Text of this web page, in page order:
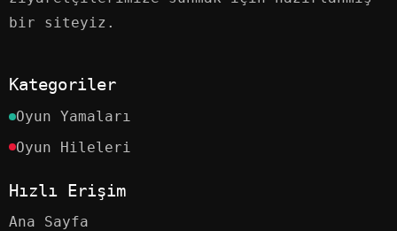
bir siteyiz.
Kategoriler
Oyun Yamaları
Oyun Hileleri
Hızlı Erişim
Ana Sayfa